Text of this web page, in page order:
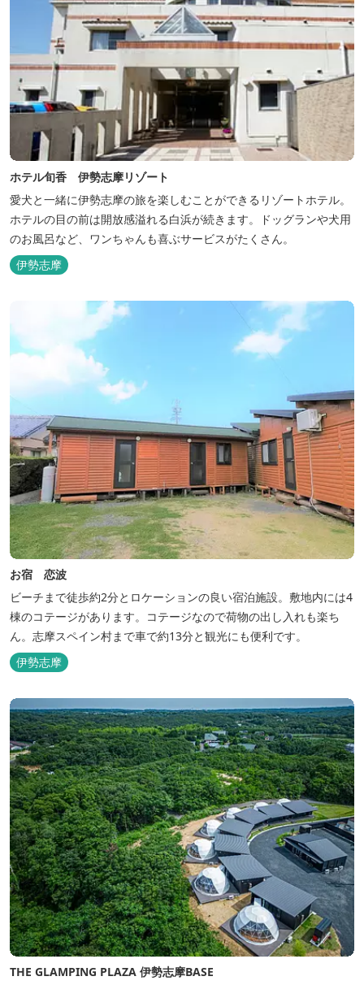
ホテル旬香 伊勢志摩リゾート
愛犬と一緒に伊勢志摩の旅を楽しむことができるリゾートホテル。
ホテルの目の前は開放感溢れる白浜が続きます。ドッグランや犬用
のお風呂など、ワンちゃんも喜ぶサービスがたくさん。
伊勢志摩
お宿 恋波
ビーチまで徒歩約2分とロケーションの良い宿泊施設。敷地内には4
棟のコテージがあります。コテージなので荷物の出し入れも楽ち
ん。志摩スペイン村まで車で約13分と観光にも便利です。
伊勢志摩
THE GLAMPING PLAZA 伊勢志摩BASE